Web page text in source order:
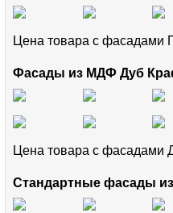
Цена товара с
Фасады из МДФ Дуб
Цена товара с фасадами
Стандартные фасады